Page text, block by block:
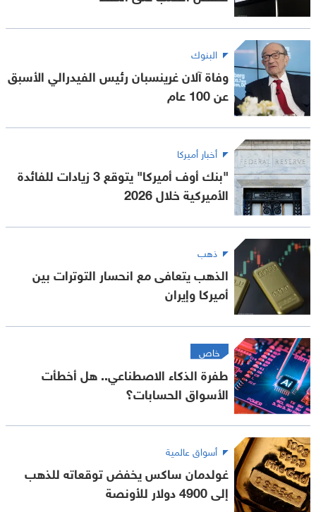
البنوك
وفاة آلان غرينسبان رئيس الفيدرالي الأسبق
عن 100 عام
أخبار أميركا
"بنك أوف أميركا" يتوقع 3 زيادات للفائدة
الأميركية خلال 2026
ذهب
الذهب يتعافى مع انحسار التوترات بين
أميركا وإيران
خاص
طفرة الذكاء الاصطناعي.. هل أخطأت
الأسواق الحسابات؟
أسواق عالمية
غولدمان ساكس يخفض توقعاته للذهب
إلى 4900 دولار للأونصة